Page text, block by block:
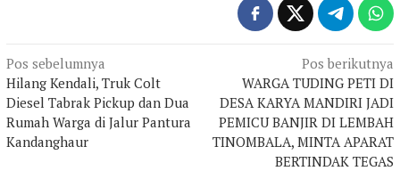
Navigasi
pos
Pos sebelumnya
Hilang Kendali, Truk Colt
Diesel Tabrak Pickup dan Dua
Rumah Warga di Jalur Pantura
Kandanghaur
Pos berikutnya
WARGA TUDING PETI DI
DESA KARYA MANDIRI JADI
PEMICU BANJIR DI LEMBAH
TINOMBALA, MINTA APARAT
BERTINDAK TEGAS